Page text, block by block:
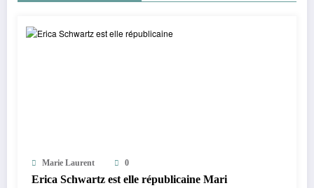
Marie Laurent 0
Erica Schwartz est elle républicaine Mari